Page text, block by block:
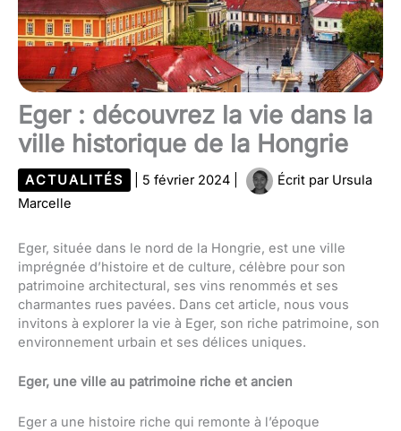
Eger : découvrez la vie dans la
ville historique de la Hongrie
ACTUALITÉS 5 février 2024 Écrit par Ursula
Marcelle
Eger, située dans le nord de la Hongrie, est une ville
imprégnée d’histoire et de culture, célèbre pour son
patrimoine architectural, ses vins renommés et ses
charmantes rues pavées. Dans cet article, nous vous
invitons à explorer la vie à Eger, son riche patrimoine, son
environnement urbain et ses délices uniques.
Eger, une ville au patrimoine riche et ancien
Eger a une histoire riche qui remonte à l’époque